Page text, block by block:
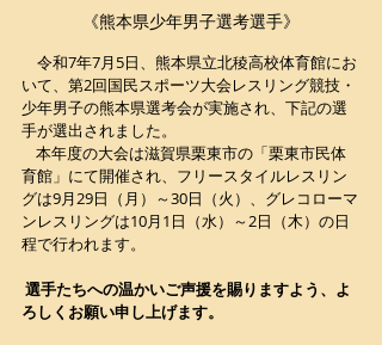
《熊本県少年男子選考選手》
令和7年7月5日、熊本県立北稜高校体育館にお
いて、第2回国民スポーツ大会レスリング競技・
少年男子の熊本県選考会が実施され、下記の選
手が選出されました。
育館」にて開催され、フリースタイルレスリン
グは9月29日（月）～30日（火）、グレコローマ
ンレスリングは10月1日（水）～2日（木）の日
程で行われます。
選手たちへの温かいご声援を賜りますよう、よ
ろしくお願い申し上げます。